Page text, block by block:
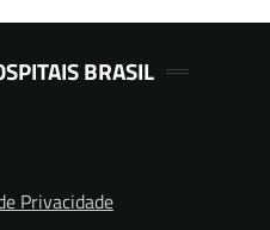
BRASIL
Privacidade